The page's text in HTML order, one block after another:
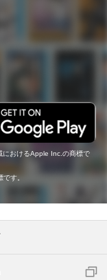
におけるApple Inc.の商標で
す。